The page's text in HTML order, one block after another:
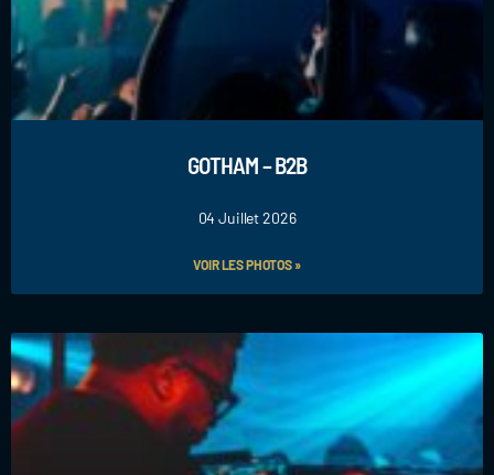
GOTHAM – B2B
04 Juillet 2026
VOIR LES PHOTOS »